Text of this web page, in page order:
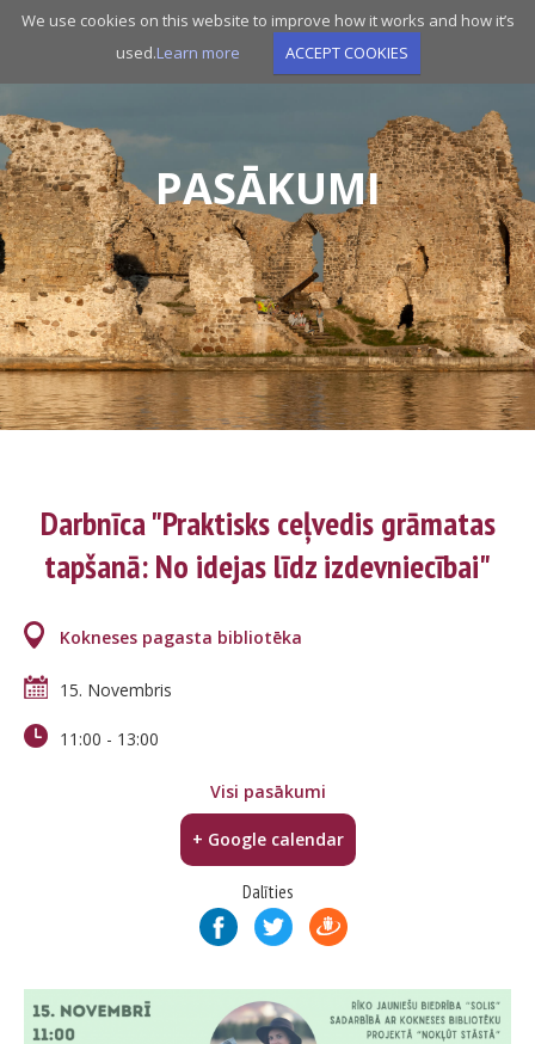
We use cookies on this website to improve how it works and how it’s
used.Learn more ACCEPT COOKIES
Skip
PASĀKUMI
Darbnīca "Praktisks ceļvedis grāmatas
tapšanā: No idejas līdz izdevniecībai"
Kokneses pagasta bibliotēka
15. Novembris
11:00 - 13:00
Visi pasākumi
+ Google calendar
Dalīties